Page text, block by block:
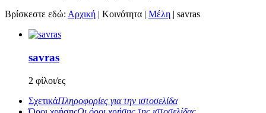
Βρίσκεστε εδώ: Αρχική | Κοινότητα | Μέλη | savras
savras
2 φίλοι/ες
ΣχετικάΠληροφορίες για την ιστοσελίδα